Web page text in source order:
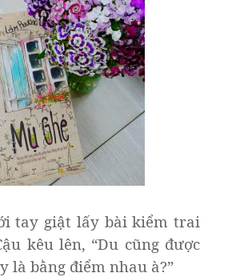
tay giật lấy bài kiểm trai
kêu lên, “Du cũng được
là bằng điểm nhau à?”